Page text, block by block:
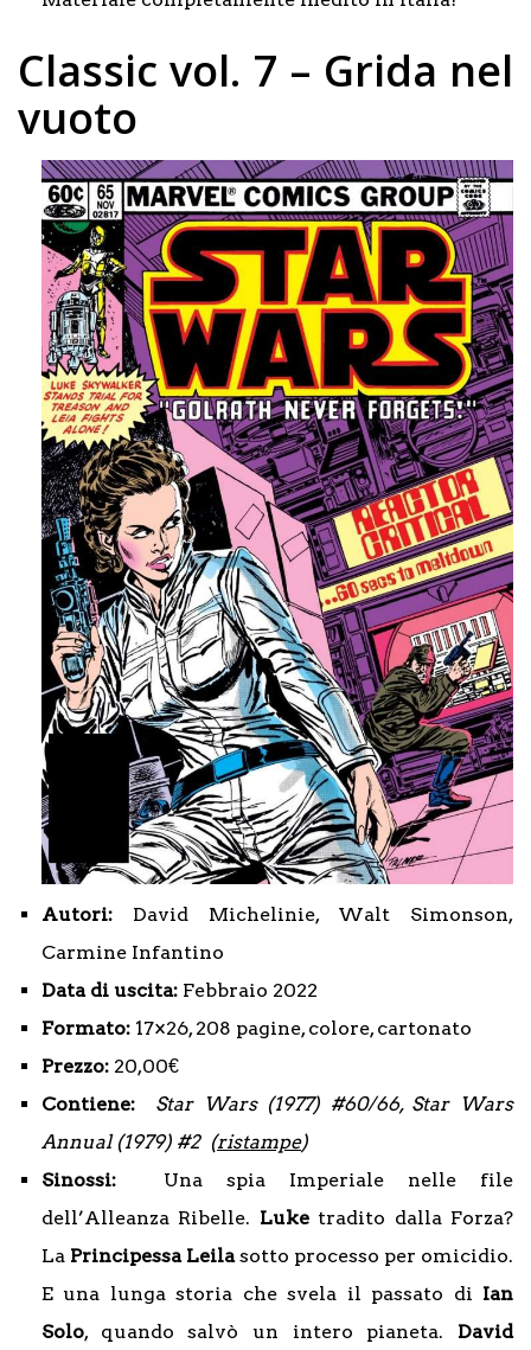
Classic vol. 7 – Grida nel
vuoto
Autori: David Michelinie, Walt Simonson,
Carmine Infantino
Data di uscita: Febbraio 2022
Formato: 17×26, 208 pagine, colore, cartonato
Prezzo: 20,00€
Contiene:
Star Wars (1977) #60/66, Star Wars
Annual (1979) #2 (ristampe)
Sinossi:
Una spia Imperiale nelle file
dell’Alleanza Ribelle. Luke tradito dalla Forza?
La Principessa Leilasotto processo per omicidio.
E una lunga storia che svela il passato di Ian
Solo, quando salvò un intero pianeta. David